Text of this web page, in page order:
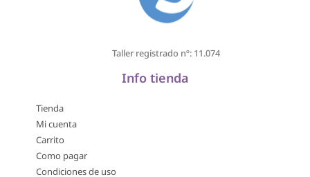
Taller registrado nº: 11.074
Info tienda
Tienda
Mi cuenta
Carrito
Como pagar
Condiciones de uso